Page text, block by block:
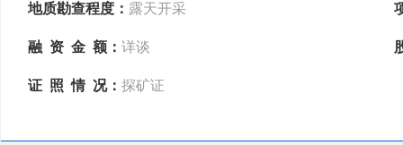
地质勘查程度： 露天开采
融 资 金 额： 详谈
证 照 情 况： 探矿证